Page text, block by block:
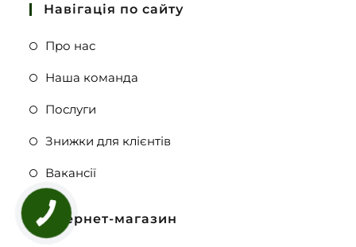
Навігація по сайту
Про нас
Наша команда
Послуги
Знижки для клієнтів
Вакансії
Інтернет-магазин